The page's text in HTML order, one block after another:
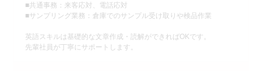
■共通事務：来客応対、電話応対
■サンプリング業務：倉庫でのサンプル受け取りや検品作業
英語スキルは基礎的な文章作成・読解ができればOKです。
先輩社員が丁寧にサポートします。